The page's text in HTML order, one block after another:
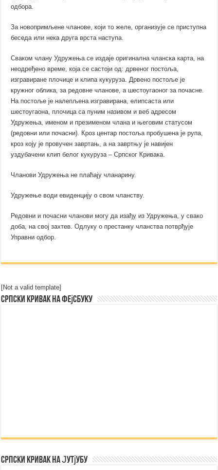
одбора.
За новопримљене чланове, који то желе, организује сe приступна
беседа или нека друга врста наступа.
Сваком члану Удружења се издаје оригинална чланска карта, на
неодређено време, која се састоји од: дрвеног постоља,
изгравиране плочице и клипа кукуруза. Дрвено постоље је
кружног облика, за редовне чланове, а шестоугаоног за почасне.
На постоље је налепљена изгравирана, елипсаста или
шестоугаона, плочица са пуним називом и веб адресом
Удружења, именом и презименом члана и његовим статусом
(редовни или почасни). Кроз центар постоља пробушена је рупа,
кроз коју је провучен завртањ, а на завртњу је навијен
уздубачени клип белог кукуруза – Српског Кривака.
Чланови Удружења не плаћају чланарину.
Удружење води евиденцију о свом чланству.
Редовни и почасни чланови могу да изађу из Удружења, у свако
доба, на свој захтев. Одлуку о престанку чланства потврђује
Управни одбор.
[Not a valid template]
Српски Кривак на Фејсбуку
Српски Кривак на Јутјубу